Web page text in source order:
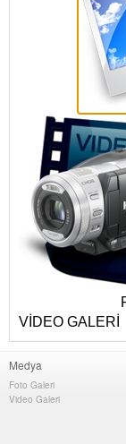
VİDEO GALERİ
Medya
Foto Galeri
Video Galeri